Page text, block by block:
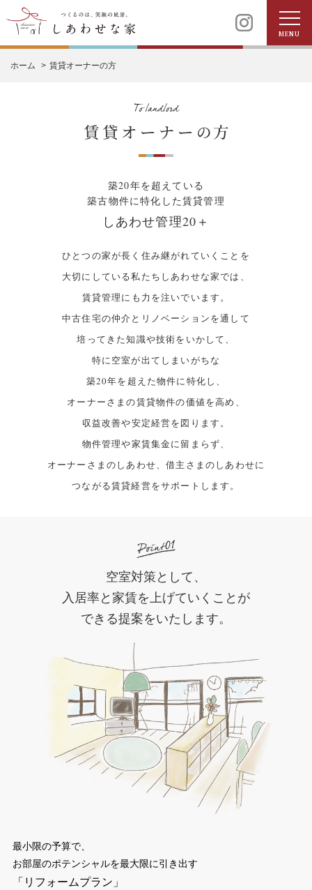
MENU
ホーム 賃貸オーナーの方
築20年を超えている
築古物件に特化した賃貸管理
しあわせ管理20＋
ひとつの家が長く住み継がれていくことを
大切にしている私たちしあわせな家では、
賃貸管理にも力を注いでいます。
中古住宅の仲介とリノベーションを通して
培ってきた知識や技術をいかして、
特に空室が出てしまいがちな
築20年を超えた物件に特化し、
オーナーさまの賃貸物件の価値を高め、
収益改善や安定経営を図ります。
物件管理や家賃集金に留まらず、
オーナーさまのしあわせ、借主さまのしあわせに
つながる賃貸経営をサポートします。
空室対策として、
入居率と家賃を上げていくことが
できる提案をいたします。
最小限の予算で、
お部屋のポテンシャルを最大限に引き出す
「リフォームプラン」